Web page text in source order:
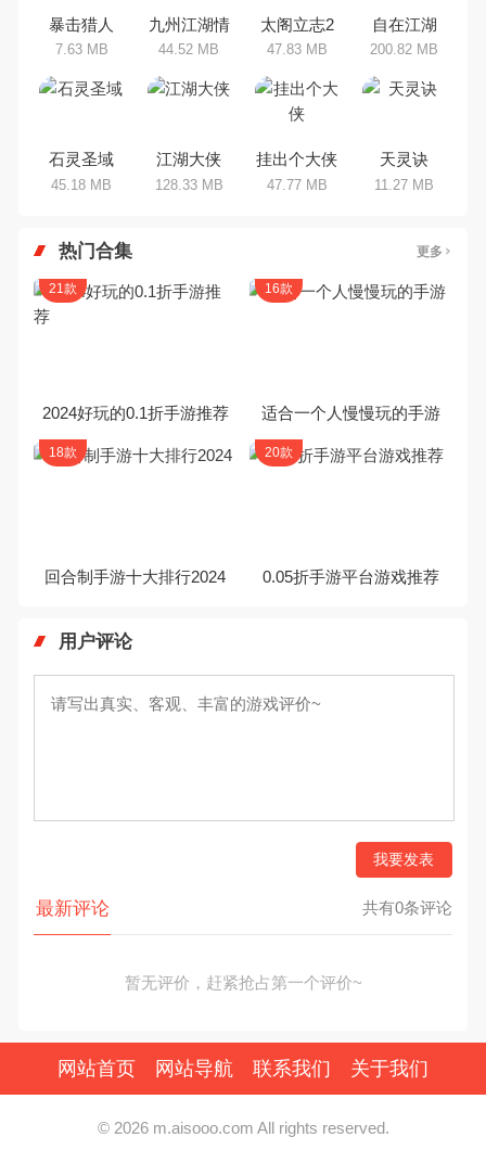
集，欢迎大家前来选择下载体验
暴击猎人
7.63 MB
九州江湖情
44.52 MB
太阁立志2
47.83 MB
自在江湖
200.82 MB
石灵圣域
45.18 MB
江湖大侠
128.33 MB
挂出个大侠
47.77 MB
天灵诀
11.27 MB
热门合集 更多
2024好玩的0.1折手游推荐
21款
适合一个人慢慢玩的手游
16款
回合制手游十大排行2024
18款
0.05折手游平台游戏推荐
20款
用户评论
我要发表
最新评论 共有0条评论
暂无评价，赶紧抢占第一个评价~
网站首页 网站导航 联系我们 关于我们
© 2026 m.aisooo.com All rights reserved.